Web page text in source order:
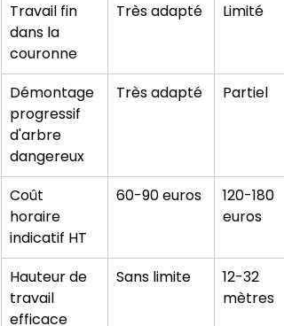
Travail fin
dans la
couronne
Très adapté Limité
Démontage
progressif
d'arbre
dangereux
Très adapté Partiel
Coût
horaire
indicatif HT
60-90 euros
120-180
euros
Hauteur de
travail
efficace
Sans limite
12-32
mètres